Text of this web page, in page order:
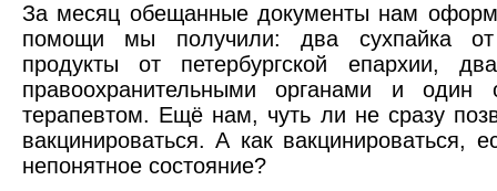
За месяц обещанные документы нам
помощи мы получили: два сухпайка от
продукты от петербургской епархии,
правоохранительными органами и один
терапевтом. Ещё нам, чуть ли не сразу
вакцинироваться. А как
непонятное состояние?